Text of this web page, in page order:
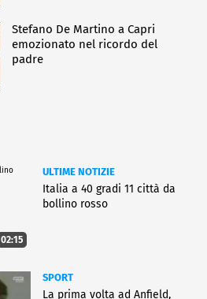
Stefano De Martino a Capri
emozionato nel ricordo del
padre
02:15
ULTIME NOTIZIE
Italia a 40 gradi 11 città da
bollino rosso
SPORT
La prima volta ad Anfield,